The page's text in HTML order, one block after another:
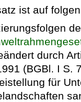
ist auf
durch
(BGBl. I S.
für